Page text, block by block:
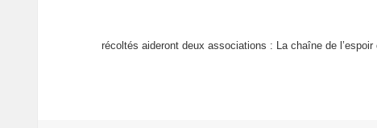
récoltés aideront deux associations : La chaîne de